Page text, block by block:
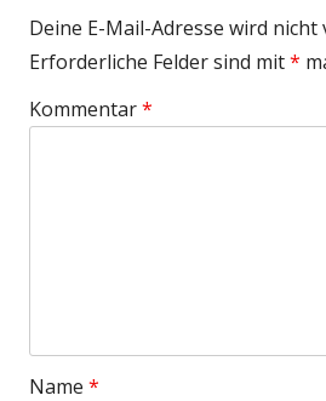
Deine E-Mail-Adresse wird
Erforderliche Felder sind mit*
Kommentar*
Name *